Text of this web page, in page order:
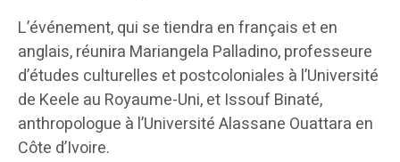
L’événement, qui se tiendra en français et en
anglais, réunira Mariangela Palladino, professeure
d’études culturelles et postcoloniales à l’Université
de Keele au Royaume-Uni, et Issouf Binaté,
anthropologue à l’Université Alassane Ouattara en
Côte d’Ivoire.